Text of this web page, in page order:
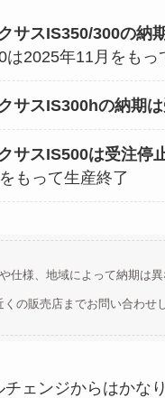
サスIS350/300の納
2025年11月をもっ
サスIS300hの納期
サスIS500は受注停
もって生産終了
仕様、地域によって納期は
くの販売店までお問い合わせ
チェンジからはかな